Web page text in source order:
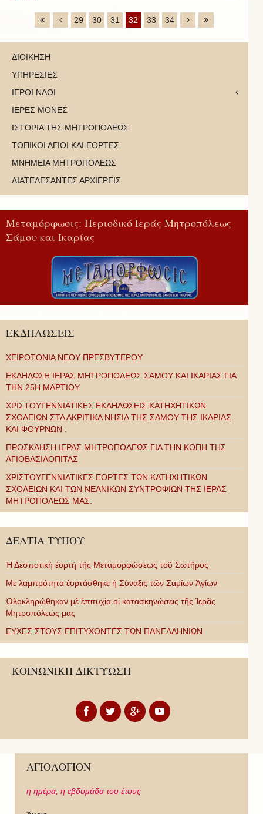
29 30 31 32 33 34
ΔΙΟΙΚΗΣΗ
ΥΠΗΡΕΣΙΕΣ
ΙΕΡΟΙ ΝΑΟΙ
ΙΕΡΕΣ ΜΟΝΕΣ
ΙΣΤΟΡΙΑ ΤΗΣ ΜΗΤΡΟΠΟΛΕΩΣ
ΤΟΠΙΚΟΙ ΑΓΙΟΙ ΚΑΙ ΕΟΡΤΕΣ
ΜΝΗΜΕΙΑ ΜΗΤΡΟΠΟΛΕΩΣ
ΔΙΑΤΕΛΕΣΑΝΤΕΣ ΑΡΧΙΕΡΕΙΣ
Μεταμόρφωσις: Περιοδικό Ιεράς Μητροπόλεως
Σάμου και Ικαρίας
ΕΚΔΗΛΩΣΕΙΣ
ΧΕΙΡΟΤΟΝΙΑ ΝΕΟΥ ΠΡΕΣΒΥΤΕΡΟΥ
ΕΚΔΗΛΩΣΗ ΙΕΡΑΣ ΜΗΤΡΟΠΟΛΕΩΣ ΣΑΜΟΥ ΚΑΙ ΙΚΑΡΙΑΣ ΓΙΑ
ΤΗΝ 25Η ΜΑΡΤΙΟΥ
ΧΡΙΣΤΟΥΓΕΝΝΙΑΤΙΚΕΣ ΕΚΔΗΛΩΣΕΙΣ ΚΑΤΗΧΗΤΙΚΩΝ
ΣΧΟΛΕΙΩΝ ΣΤΑ ΑΚΡΙΤΙΚΑ ΝΗΣΙΑ ΤΗΣ ΣΑΜΟΥ ΤΗΣ ΙΚΑΡΙΑΣ
ΚΑΙ ΦΟΥΡΝΩΝ .
ΠΡΟΣΚΛΗΣΗ ΙΕΡΑΣ ΜΗΤΡΟΠΟΛΕΩΣ ΓΙΑ ΤΗΝ ΚΟΠΗ ΤΗΣ
ΑΓΙΟΒΑΣΙΛΟΠΙΤΑΣ
ΧΡΙΣΤΟΥΓΕΝΝΙΑΤΙΚΕΣ ΕΟΡΤΕΣ ΤΩΝ ΚΑΤΗΧΗΤΙΚΩΝ
ΣΧΟΛΕΙΩΝ ΚΑΙ ΤΩΝ ΝΕΑΝΙΚΩΝ ΣΥΝΤΡΟΦΙΩΝ ΤΗΣ ΙΕΡΑΣ
ΜΗΤΡΟΠΟΛΕΩΣ ΜΑΣ.
ΔΕΛΤΙΑ ΤΥΠΟΥ
Ἡ Δεσποτική ἑορτή τῆς Μεταμορφώσεως τοῦ Σωτῆρος
Με λαμπρότητα ἑορτάσθηκε ἡ Σύναξις τῶν Σαμίων Ἁγίων
Ὁλοκληρώθηκαν μὲ ἐπιτυχία οἱ κατασκηνώσεις τῆς Ἱερᾶς
Μητροπόλεώς μας
ΕΥΧΕΣ ΣΤΟΥΣ ΕΠΙΤΥΧΟΝΤΕΣ ΤΩΝ ΠΑΝΕΛΛΗΝΙΩΝ
ΚΟΙΝΩΝΙΚΗ ΔΙΚΤΥΩΣΗ
ΑΓΙΟΛΟΓΙΟΝ
η ημέρα, η εβδομάδα του έτους